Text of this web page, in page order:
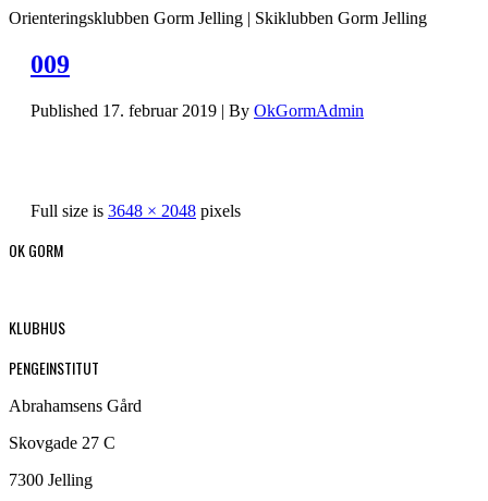
Orienteringsklubben Gorm Jelling | Skiklubben Gorm Jelling
009
Published 17. februar 2019 | By OkGormAdmin
Full size is 3648 × 2048 pixels
OK GORM
KLUBHUS
PENGEINSTITUT
Abrahamsens Gård
Skovgade 27 C
7300 Jelling